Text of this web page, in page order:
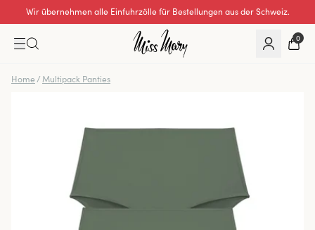
Wir übernehmen alle Einfuhrzölle für Bestellungen aus der Schweiz.
0
Home / Multipack Panties